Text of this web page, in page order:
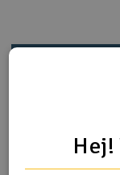
Scooter
SlotHej!